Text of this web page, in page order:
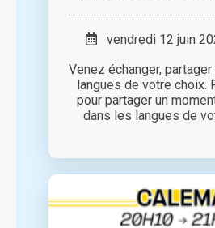
vendredi 12 juin
Venez échanger,
langues de votre choix.
pour partager un
dans les langues de